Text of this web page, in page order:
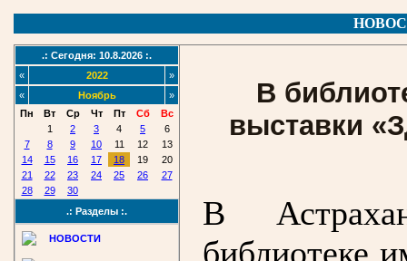
.: Сегодня: 10.8.2026 :.
«
2022
»
«
Ноябрь
»
Пн
Вт Ср Чт Пт Сб
Вс
1
2 3 4 5
6
7
8 9 10 11 12
13
14
15 16 17 18 19
20
21
22 23 24 25 26
27
28
29
30
.: Разделы :.
НОВОСТИ
В
выставки
В
библиотеке